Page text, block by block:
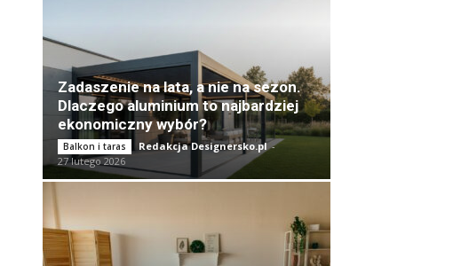
Zadaszenie na lata, a nie na sezon.
Dlaczego aluminium to najbardziej
ekonomiczny wybór?
Balkon i taras Redakcja Designersko.pl -
27 lutego 2026